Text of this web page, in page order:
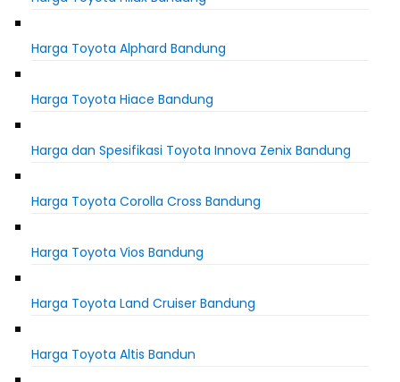
Harga Toyota Alphard Bandung
Harga Toyota Hiace Bandung
Harga dan Spesifikasi Toyota Innova Zenix Bandung
Harga Toyota Corolla Cross Bandung
Harga Toyota Vios Bandung
Harga Toyota Land Cruiser Bandung
Harga Toyota Altis Bandun